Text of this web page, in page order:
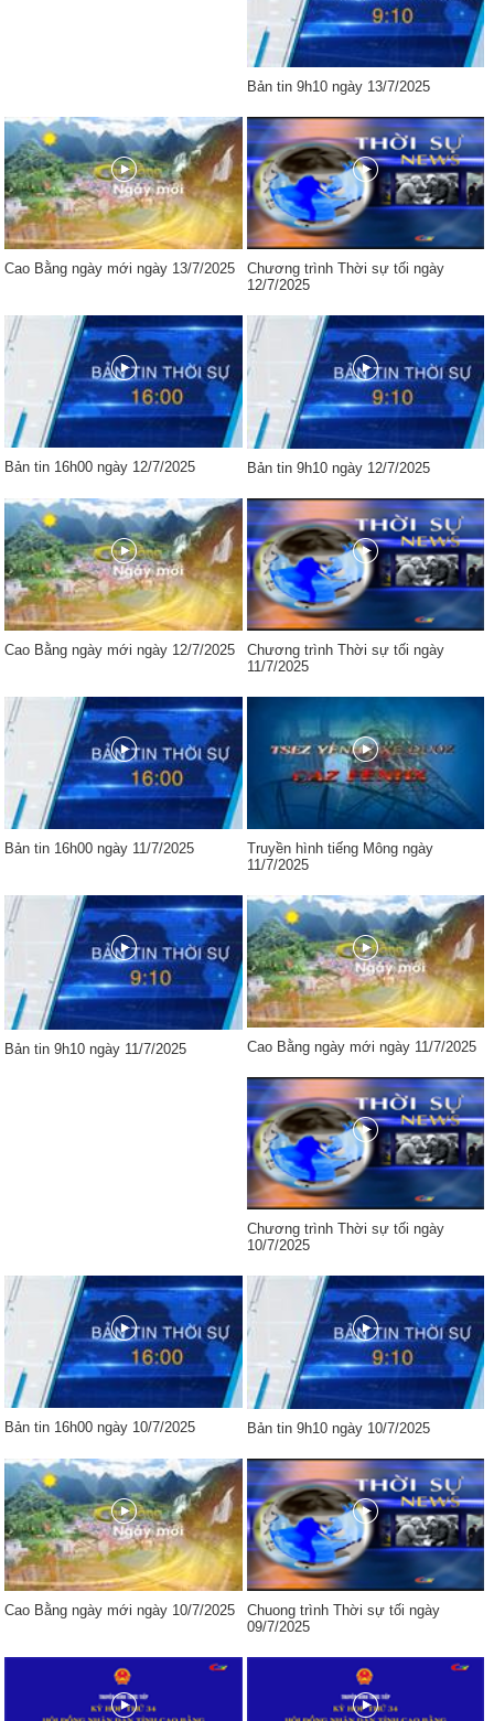
Bản tin 9h10 ngày 13/7/2025
Cao Bằng ngày mới ngày 13/7/2025
Chương trình Thời sự tối ngày
12/7/2025
Bản tin 16h00 ngày 12/7/2025 Bản tin 9h10 ngày 12/7/2025
Cao Bằng ngày mới ngày 12/7/2025
Chương trình Thời sự tối ngày
11/7/2025
Bản tin 16h00 ngày 11/7/2025
Truyền hình tiếng Mông ngày
11/7/2025
Bản tin 9h10 ngày 11/7/2025 Cao Bằng ngày mới ngày 11/7/2025
Chương trình Thời sự tối ngày
10/7/2025
Bản tin 16h00 ngày 10/7/2025 Bản tin 9h10 ngày 10/7/2025
Cao Bằng ngày mới ngày 10/7/2025
Chuong trình Thời sự tối ngày
09/7/2025